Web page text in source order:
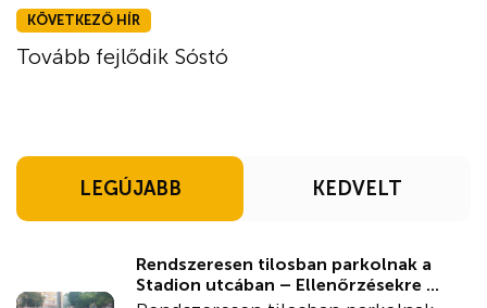
KÖVETKEZŐ HÍR
Tovább fejlődik Sóstó
LEGÚJABB KEDVELT
Rendszeresen tilosban parkolnak a
Stadion utcában – Ellenőrzésekre ...